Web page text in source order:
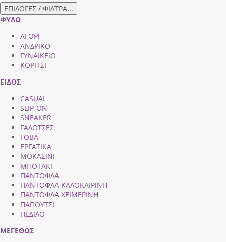
ΕΠΙΛΟΓΕΣ / ΦΙΛΤΡΑ...
ΦΥΛΟ
ΑΓΟΡΙ
ΑΝΔΡΙΚΟ
ΓΥΝΑΙΚΕΙΟ
ΚΟΡΙΤΣΙ
ΕΙΔΟΣ
CASUAL
SLIP-ON
SNEAKER
ΓΑΛΟΤΣΕΣ
ΓΟΒΑ
ΕΡΓΑΤΙΚΑ
ΜΟΚΑΣΙΝΙ
ΜΠΟΤΑΚΙ
ΠΑΝΤΟΦΛΑ
ΠΑΝΤΟΦΛΑ ΚΑΛΟΚΑΙΡΙΝΗ
ΠΑΝΤΟΦΛΑ ΧΕΙΜΕΡΙΝΗ
ΠΑΠΟΥΤΣΙ
ΠΕΔΙΛΟ
ΜΕΓΕΘΟΣ